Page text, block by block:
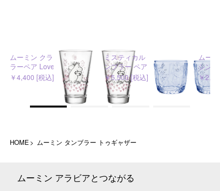
ムーミン クラシック タンブ
ラーペア Love
￥4,400 [税込]
ミスティカル フォレスト タ
ンブラー ペア アクアブルー
￥5,500 [税込]
ムー
シング
￥
HOME ムーミン タンブラー トゥギャザー
ムーミン アラビアとつながる